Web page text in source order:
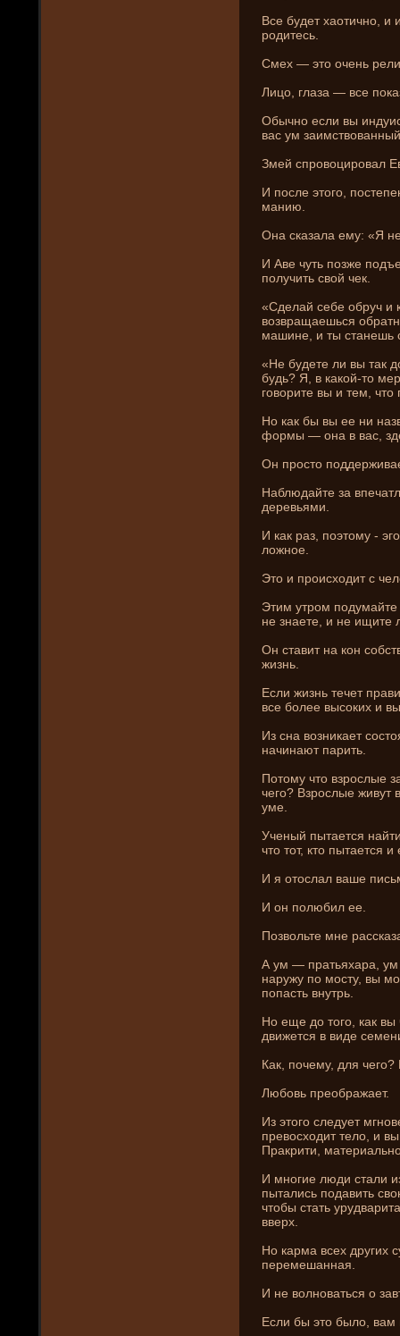
Все буде­т хаотично, и
родитесь.
Смех — это очень
Лицо, глаза — все
Обычно если вы
вас ум
Змей спровоцировал
И после этого,
мани­ю.
Она сказала ему: «Я
И Аве чуть позже
получить свой чек.
«Сде­лай себе обруч и
возвращаешься
машине, и ты станешь
«Не буде­те ли вы так
будь? Я, в какой-то
говорите вы и тем,
Но как бы вы ее ни­
формы — она в вас,
Он просто
Наблюдайте за
де­ревьями.
И как раз, поэтому -
ложное.
Это и происходит с
Этим утром подумайте
не знаете, и не ищите
Он ставит на кон
жизнь.
Если жизнь течет
все более высоких и
Из сна возни­кает
начинают парить.
Потому что взрослые
чего? Взрослые живут
уме.
Ученый пытается
что тот, кто пытается и
И я отослал ваше
И он полюбил ее.
Позвольте мне
А ум — пратьяхара,
наружу по мосту, вы
попасть внутрь.
Но еще до того, как вы
движется в виде­
Как, почему, для
Любовь преображает.
Из этого следует
превосходит тело, и
Пракрити,
И многие люди стали
пытались подавить
чтобы стать
вверх.
Но карма всех других
перемешанная.
И не волноваться о
Если бы это было,